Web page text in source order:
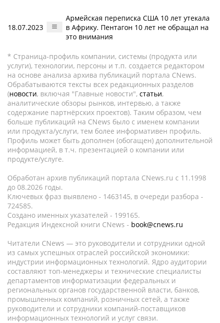
18.07.2023
Армейская переписка США 10 лет утекала
в Африку. Пентагон 10 лет не обращал на
это внимания
* Страница-профиль компании, системы (продукта или
услуги), технологии, персоны и т.п. создается редактором
на основе анализа архива публикаций портала CNews.
Обрабатываются тексты всех редакционных разделов
(новости, включая "Главные новости", статьи,
аналитические обзоры рынков, интервью, а также
содержание партнёрских проектов). Таким образом, чем
больше публикаций на CNews было с именем компании
или продукта/услуги, тем более информативен профиль.
Профиль может быть дополнен (обогащен) дополнительной
информацией, в т.ч. презентацией о компании или
продукте/услуге.
Обработан архив публикаций портала CNews.ru c 11.1998
до 08.2026 годы.
Ключевых фраз выявлено - 1463145, в очереди разбора -
724585.
Создано именных указателей - 199165.
Редакция Индексной книги CNews - book@cnews.ru
Читатели CNews — это руководители и сотрудники одной
из самых успешных отраслей российской экономики:
индустрии информационных технологий. Ядро аудитории
составляют топ-менеджеры и технические специалисты
департаментов информатизации федеральных и
региональных органов государственной власти, банков,
промышленных компаний, розничных сетей, а также
руководители и сотрудники компаний-поставщиков
информационных технологий и услуг связи.